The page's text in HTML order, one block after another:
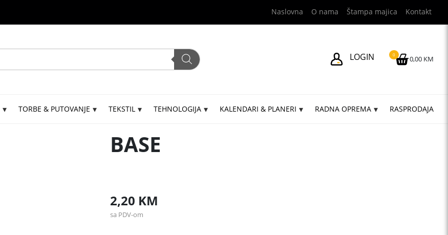
Naslovna O nama Štampa majica Kontakt
LOGIN 0,00 KM
0
TORBE & PUTOVANJE TEKSTIL TEHNOLOGIJA KALENDARI & PLANERI RADNA OPREMA RASPRODAJA
BASE
2,20 KM
sa PDV-om